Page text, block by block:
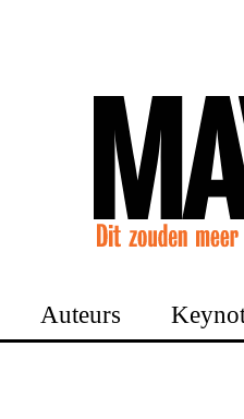
Auteurs